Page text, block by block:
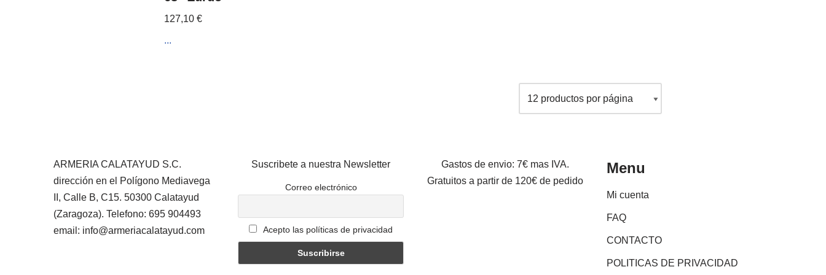
127,10 €
...
ARMERIA CALATAYUD S.C.
dirección en el Polígono Mediavega
II, Calle B, C15. 50300 Calatayud
(Zaragoza). Telefono: 695 904493
email: info@armeriacalatayud.com
Suscribete a nuestra Newsletter
Correo electrónico
Acepto las políticas de privacidad
Gastos de envio: 7€ mas IVA.
Gratuitos a partir de 120€ de pedido
Menu
Mi cuenta
FAQ
CONTACTO
POLITICAS DE PRIVACIDAD